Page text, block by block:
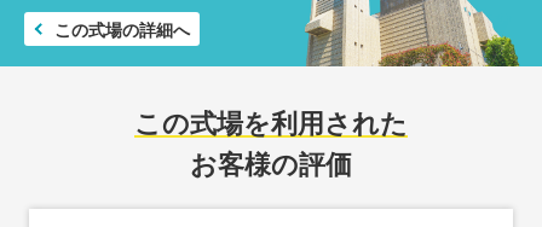
この式場の詳細へ
この式場を利用された
お客様の評価